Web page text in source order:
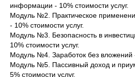
информации - 10% стоимости услуг.
Модуль №2. Практическое
- 10% стоимости услуг.
Модуль №3. Безопасность в
10% стоимости услуг.
Модуль №4. Заработок без вложений -
Модуль №5. Пассивный доход и
5% стоимости услуг.